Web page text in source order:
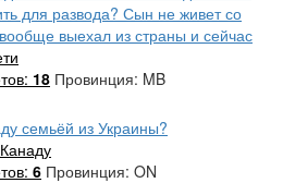
для развода? Сын не живет со
выехал из страны и сейчас
18 Провинция: MB
семьёй из Украины?
6 Провинция: ON